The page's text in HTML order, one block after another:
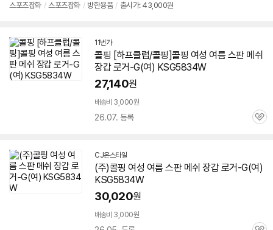
스포츠잡화 / 스포츠잡화 / 방한용품 / 출시가: 43,000원
11번가
콜핑 [하프클럽/콜핑]콜핑 여성 여름 스판 메쉬
장갑 로거-G(여) KSG5834W
27,140원
배송비 3,000원
26.07. 등록
관
CJ온스타일
(주)콜핑 여성 여름 스판 메쉬 장갑 로거-G(여)
KSG5834W
30,020원
배송비 3,000원